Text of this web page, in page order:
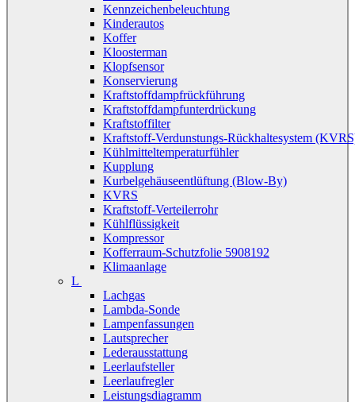
Kennzeichenbeleuchtung
Kinderautos
Koffer
Kloosterman
Klopfsensor
Konservierung
Kraftstoffdampfrückführung
Kraftstoffdampfunterdrückung
Kraftstoffilter
Kraftstoff-Verdunstungs-Rückhaltesystem
Kühlmitteltemperaturfühler
Kupplung
Kurbelgehäuseentlüftung (Blow-By)
KVRS
Kraftstoff-Verteilerrohr
Kühlflüssigkeit
Kompressor
Kofferraum-Schutzfolie 5908192
Klimaanlage
L
Lachgas
Lambda-Sonde
Lampenfassungen
Lautsprecher
Lederausstattung
Leerlaufsteller
Leerlaufregler
Leistungsdiagramm